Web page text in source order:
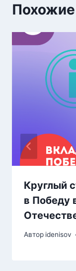
Круглый
в Победу
Автор idenisov